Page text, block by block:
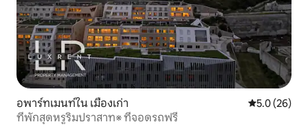
อพาร์ทเมนท์ใน เมืองเก่า คะแนนเฉลี่ย
5.0 (26)
ที่พักสุดหรูริมปราสาท※ ที่จอดรถฟรี